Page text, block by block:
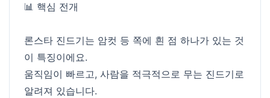
📊 핵심 전개
론스타 진드기는 암컷 등 쪽에 흰 점 하나가 있는 것
이 특징이에요.
움직임이 빠르고, 사람을 적극적으로 무는 진드기로
알려져 있습니다.